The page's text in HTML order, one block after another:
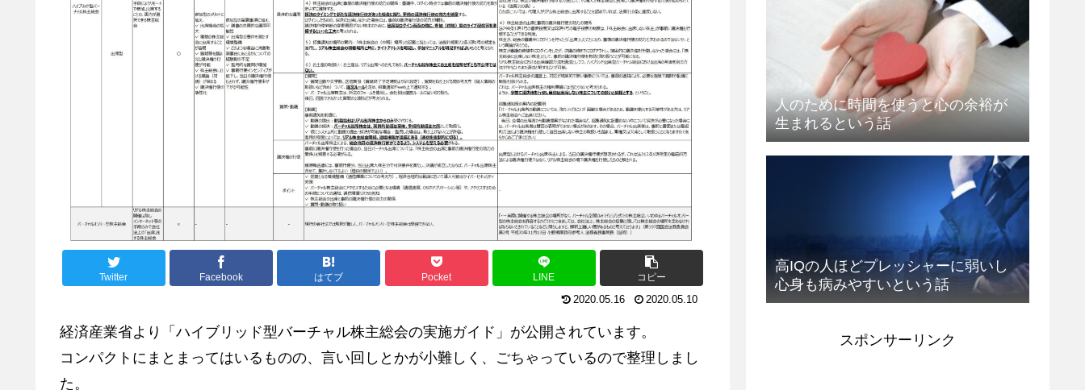
Twitter Facebook はてブ Pocket LINE コピー
2020.05.16 2020.05.10
経済産業省より「ハイブリッド型バーチャル株主総会の実施ガイド」が公開されています。
コンパクトにまとまってはいるものの、言い回しとかが小難しく、ごちゃっているので整理しまし
た。
人のために時間を使うと心の余裕が
生まれるという話
高IQの人ほどプレッシャーに弱いし
心身も病みやすいという話
スポンサーリンク